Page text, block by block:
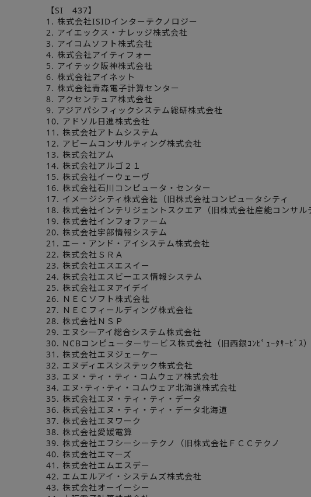
【SI 437】
1. 株式会社ISIDインターテクノロジー
2. アイエックス・ナレッジ株式会社
3. アイコムソフト株式会社
4. 株式会社アイティフォー
5. アイテック阪神株式会社
6. 株式会社アイネット
7. 株式会社青森電子計算センター
8. アクセンチュア株式会社
9. アジアパシフィックシステム総研株式会社
10. アドソル日進株式会社
11. 株式会社アトムシステム
12. アビームコンサルティング株式会社
13. 株式会社アム
14. 株式会社アルゴ２１
15. 株式会社イーウェーヴ
16. 株式会社石川コンピュータ・センター
17. イメージシティ株式会社（旧株式会社コンピュータシティ
18. 株式会社インテリジェントスクエア（旧株式会社産能コンサル
19. 株式会社インフォファーム
20. 株式会社宇部情報システム
21. エー・アンド・アイシステム株式会社
22. 株式会社ＳＲＡ
23. 株式会社エスエスイー
24. 株式会社エスビーエス情報システム
25. 株式会社エヌアイデイ
26. ＮＥＣソフト株式会社
27. ＮＥＣフィールディング株式会社
28. 株式会社ＮＳＰ
29. エヌシーアイ総合システム株式会社
30. NCBコンピューターサービス株式会社（旧西銀ｺﾝﾋﾟｭｰﾀｻｰﾋﾞｽ）
31. 株式会社エヌジェーケー
32. エヌディエスシステック株式会社
33. エヌ・ティ・ティ・コムウェア株式会社
34. エヌ･ティ･ティ・コムウェア北海道株式会社
35. 株式会社エヌ・ティ・ティ・データ
36. 株式会社エヌ・ティ・ティ・データ北海道
37. 株式会社エヌワーク
38. 株式会社愛媛電算
39. 株式会社エフシーシーテクノ（旧株式会社ＦＣＣテクノ
40. 株式会社エマーズ
41. 株式会社エムエスデー
42. エムエルアイ・システムズ株式会社
43. 株式会社オーイーシー